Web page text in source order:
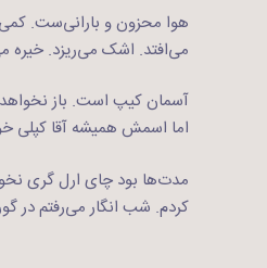
هوا محزون و بارانی‌ست.
می‌افتد. اشک می‌ریزد.
آسمان کیپ است. باز نخواهد
اما اسمش همیشه آقا کپلی
مدت‌ها بود چای ارل گری
کردم. شب انگار می‌رفتم در